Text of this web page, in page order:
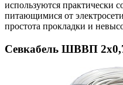
используются практически
питающимися от
простота прокладки и
Севкабель ШВВП